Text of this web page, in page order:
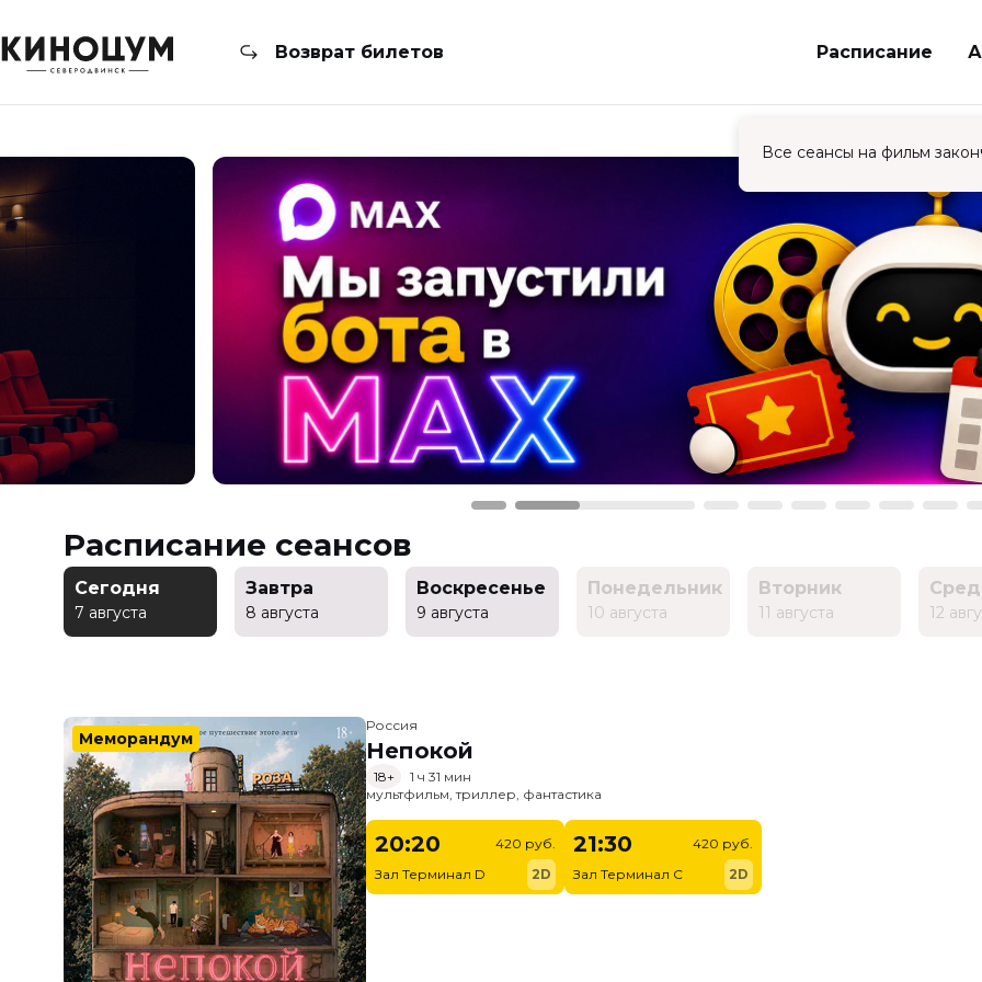
Возврат билетов Расписание
Расписание сеансов
Сегодня
7 августа
Завтра
8 августа
Воскресенье
9 августа
Понедельник
10 августа
Вторник
11 августа 12
Меморандум
Россия
Непокой
18+
1 ч 31 мин
мультфильм, триллер, фантастика
20:20
Зал Терминал D
420 руб.
2D
21:30
Зал Терминал C
420 руб.
2D
Все сеансы на фильм